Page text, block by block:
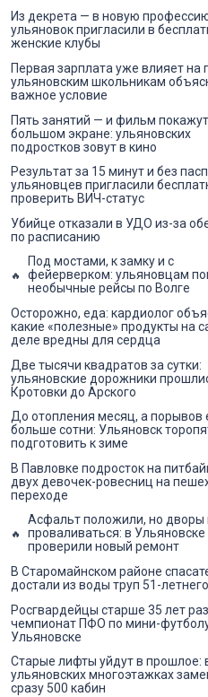
Из декрета — в новую
ульяновок пригласили в
женские клубы
Первая зарплата уже влияет на
ульяновским школьникам
важное условие
Пять занятий — и фильм
большом экране: ульяновских
подростков зовут в кино
Результат за 15 минут и без
ульяновцев пригласили
проверить ВИЧ-статус
Убийце отказали в УДО из-за
по расписанию
Под мостами, к замку и с
фейерверком: ульяновцам
необычные рейсы по Волге
Осторожно, еда: кардиолог
какие «полезные» продукты на
деле вредны для сердца
Две тысячи квадратов за сутки:
ульяновские дорожники
Кротовки до Арского
До отопления месяц, а порывов
больше сотни: Ульяновск
подготовить к зиме
В Павловке подросток на
двух девочек-ровесниц на
переходе
Асфальт положили, но дворы
проваливаться: в Ульяновске
проверили новый ремонт
В Старомайнском районе
достали из воды труп 51-летнего
Росгвардейцы старше 35 лет
чемпионат ПФО по мини-
Ульяновске
Старые лифты уйдут в прошлое:
ульяновских многоэтажках
сразу 500 кабин